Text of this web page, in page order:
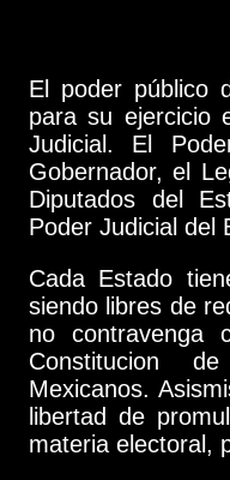
El poder público
para su ejercicio
Judicial. El
Gobernador, el
Diputados del
Poder Judicial del
Cada Estado
siendo libres de
no contravenga
Constitucion
Mexicanos.
libertad de
materia electoral,